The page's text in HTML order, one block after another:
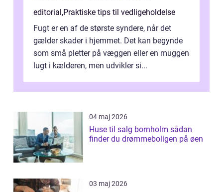
editorial,Praktiske tips til vedligeholdelse
Fugt er en af de største syndere, når det
gælder skader i hjemmet. Det kan begynde
som små pletter på væggen eller en muggen
lugt i kælderen, men udvikler si...
04 maj 2026
Huse til salg bornholm sådan
finder du drømmeboligen på øen
03 maj 2026